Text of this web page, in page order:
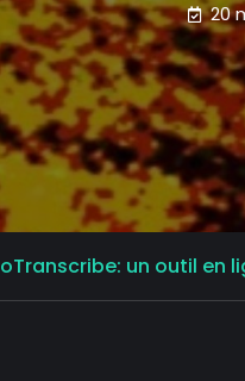
20
oTranscribe: un outil en